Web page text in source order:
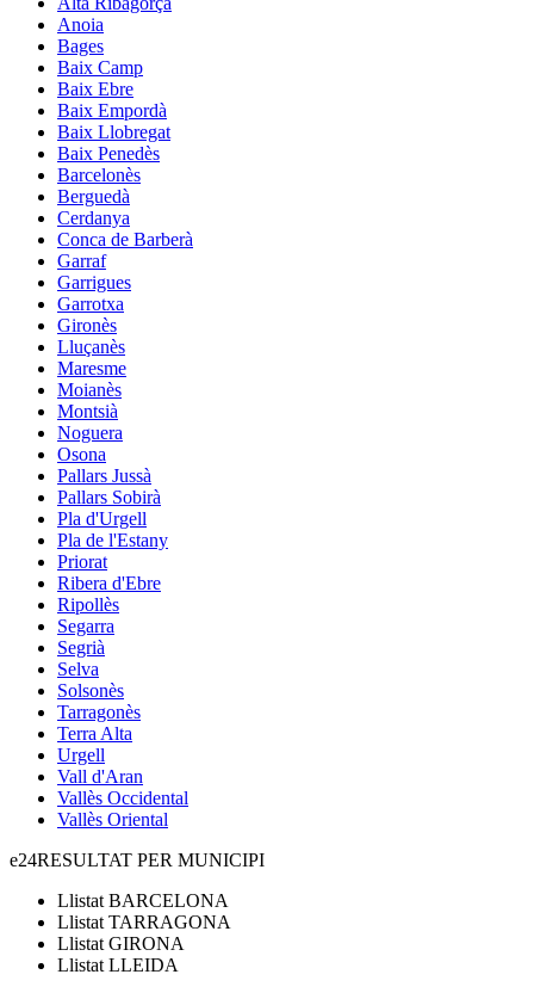
Anoia
Bages
Baix Camp
Baix Ebre
Baix Empordà
Baix Llobregat
Baix Penedès
Barcelonès
Berguedà
Cerdanya
Conca de Barberà
Garraf
Garrigues
Garrotxa
Gironès
Lluçanès
Maresme
Moianès
Montsià
Noguera
Osona
Pallars Jussà
Pallars Sobirà
Pla d'Urgell
Pla de l'Estany
Priorat
Ribera d'Ebre
Ripollès
Segarra
Segrià
Selva
Solsonès
Tarragonès
Terra Alta
Urgell
Vall d'Aran
Vallès Occidental
Vallès Oriental
e24RESULTAT PER MUNICIPI
Llistat BARCELONA
Llistat TARRAGONA
Llistat GIRONA
Llistat LLEIDA